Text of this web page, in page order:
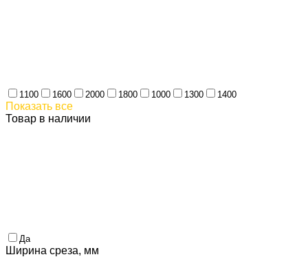
1100 1600 2000 1800 1000 1300 1400
Показать все
Товар в наличии
Да
Ширина среза, мм